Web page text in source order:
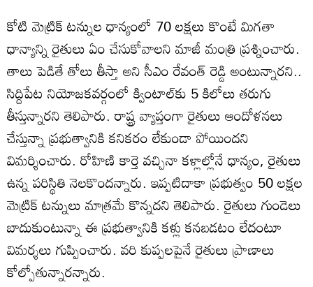
కోటి మెట్రిక్ టన్నుల ధాన్యంలో 70 లక్షలు కొంటే మిగతా
ధాన్యాన్ని రైతులు ఏం చేసుకోవాలని మాజీ మంత్రి ప్రశ్నించారు.
తాలు పెడితే తోలు తీస్తా అని సీఎం రేవంత్ రెడ్డి అంటున్నారని..
సిద్దిపేట నియోజకవర్గంలో క్వింటాల్‌కు 5 కిలోలు తరుగు
తీస్తున్నారని తెలిపారు. రాష్ట్ర వ్యాప్తంగా రైతులు ఆందోళనలు
చేస్తున్నా ప్రభుత్వానికి కనికరం లేకుండా పోయిందని
విమర్శించారు. రోహిణి కార్తె వచ్చినా కళ్లాల్లోనే ధాన్యం, రైతులు
ఉన్న పరిస్థితి నెలకొందన్నారు. ఇప్పటిదాకా ప్రభుత్వం 50 లక్షల
మెట్రిక్ టన్నులు మాత్రమే కొన్నదని తెలిపారు. రైతులు గుండెలు
బాదుకుంటున్నా ఈ ప్రభుత్వానికి కళ్లు కనబడటం లేదంటూ
విమర్శలు గుప్పించారు. వరి కుప్పలపైనే రైతులు ప్రాణాలు
కోల్పోతున్నారన్నారు.